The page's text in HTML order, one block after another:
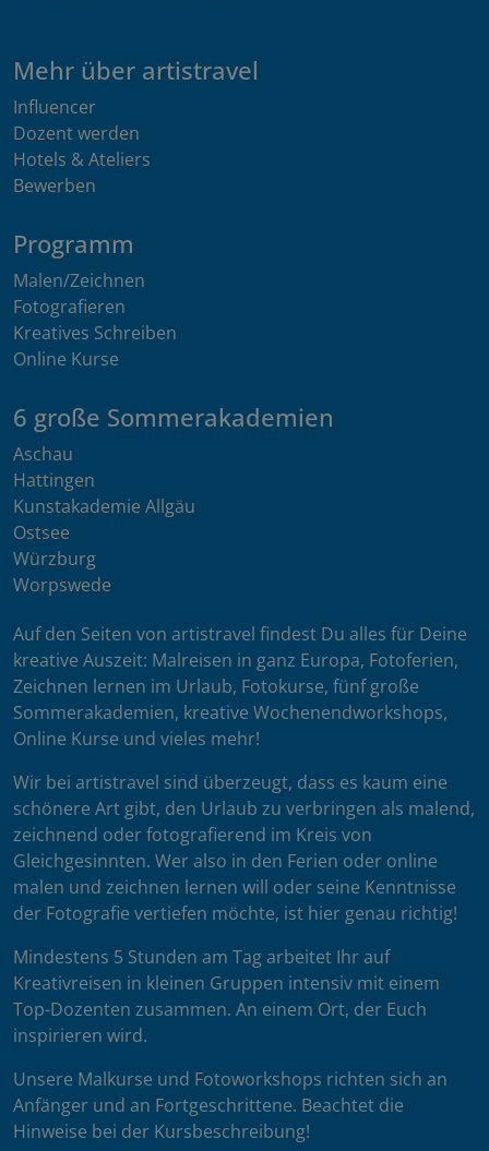
Mehr über artistravel
Influencer
Dozent werden
Hotels & Ateliers
Bewerben
Programm
Malen/Zeichnen
Fotografieren
Kreatives Schreiben
Online Kurse
6 große Sommerakademien
Aschau
Hattingen
Kunstakademie Allgäu
Ostsee
Würzburg
Worpswede
Auf den Seiten von artistravel findest Du alles für Deine
kreative Auszeit: Malreisen in ganz Europa, Fotoferien,
Zeichnen lernen im Urlaub, Fotokurse, fünf große
Sommerakademien, kreative Wochenendworkshops,
Online Kurse und vieles mehr!
Wir bei artistravel sind überzeugt, dass es kaum eine
schönere Art gibt, den Urlaub zu verbringen als malend,
zeichnend oder fotografierend im Kreis von
Gleichgesinnten. Wer also in den Ferien oder online
malen und zeichnen lernen will oder seine Kenntnisse
der Fotografie vertiefen möchte, ist hier genau richtig!
Mindestens 5 Stunden am Tag arbeitet Ihr auf
Kreativreisen in kleinen Gruppen intensiv mit einem
Top-Dozenten zusammen. An einem Ort, der Euch
inspirieren wird.
Unsere Malkurse und Fotoworkshops richten sich an
Anfänger und an Fortgeschrittene. Beachtet die
Hinweise bei der Kursbeschreibung!